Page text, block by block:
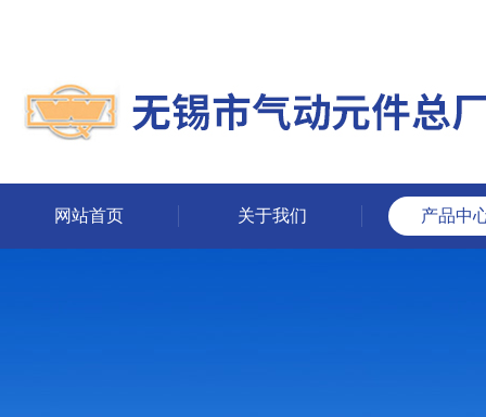
网站首页 关于我们 产品中